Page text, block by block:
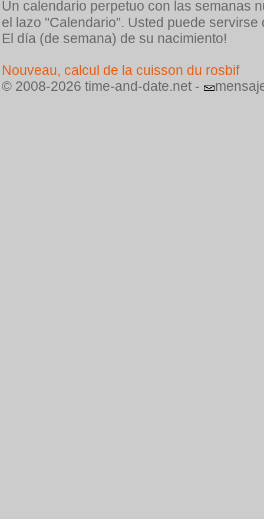
Un calendario perpetuo con las semanas
el lazo "Calendario". Usted puede
El día (de semana) de su nacimiento!
Nouveau, calcul de la cuisson du rosbif
© 2008-2026 time-and-date.net -